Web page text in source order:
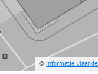
©Informatie